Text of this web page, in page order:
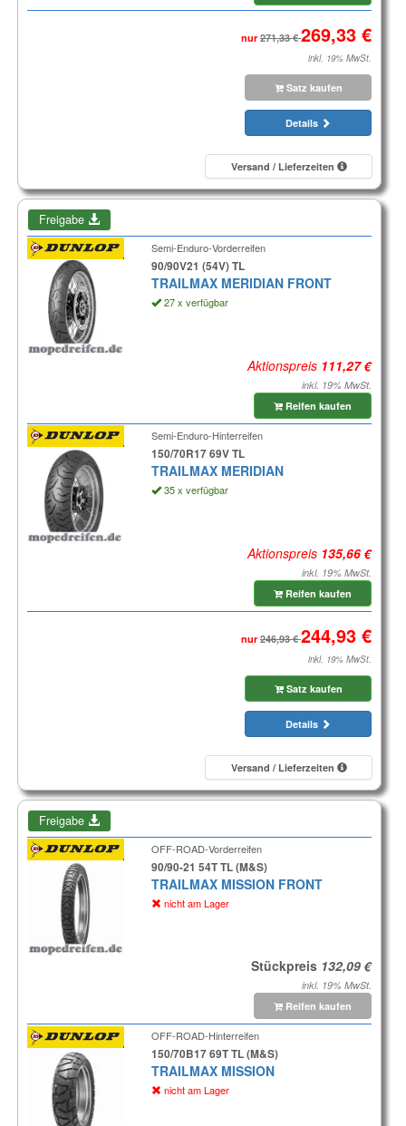
nur
inkl. 19% MwSt.
Satz kaufen
Details
Versand / Lieferzeiten
Freigabe
Semi-Enduro-Vorderreifen
90/90V21 (54V) TL
TRAILMAX MERIDIAN FRONT
27 x verfügbar
Aktionspreis
inkl. 19% MwSt.
Reifen kaufen
Semi-Enduro-Hinterreifen
150/70R17 69V TL
TRAILMAX MERIDIAN
35 x verfügbar
Aktionspreis
inkl. 19% MwSt.
Reifen kaufen
nur
inkl. 19% MwSt.
Satz kaufen
Details
Versand / Lieferzeiten
Freigabe
OFF-ROAD-Vorderreifen
90/90-21 54T TL (M&S)
TRAILMAX MISSION FRONT
nicht am Lager
Stückpreis
inkl. 19% MwSt.
Reifen kaufen
OFF-ROAD-Hinterreifen
150/70B17 69T TL (M&S)
TRAILMAX MISSION
nicht am Lager